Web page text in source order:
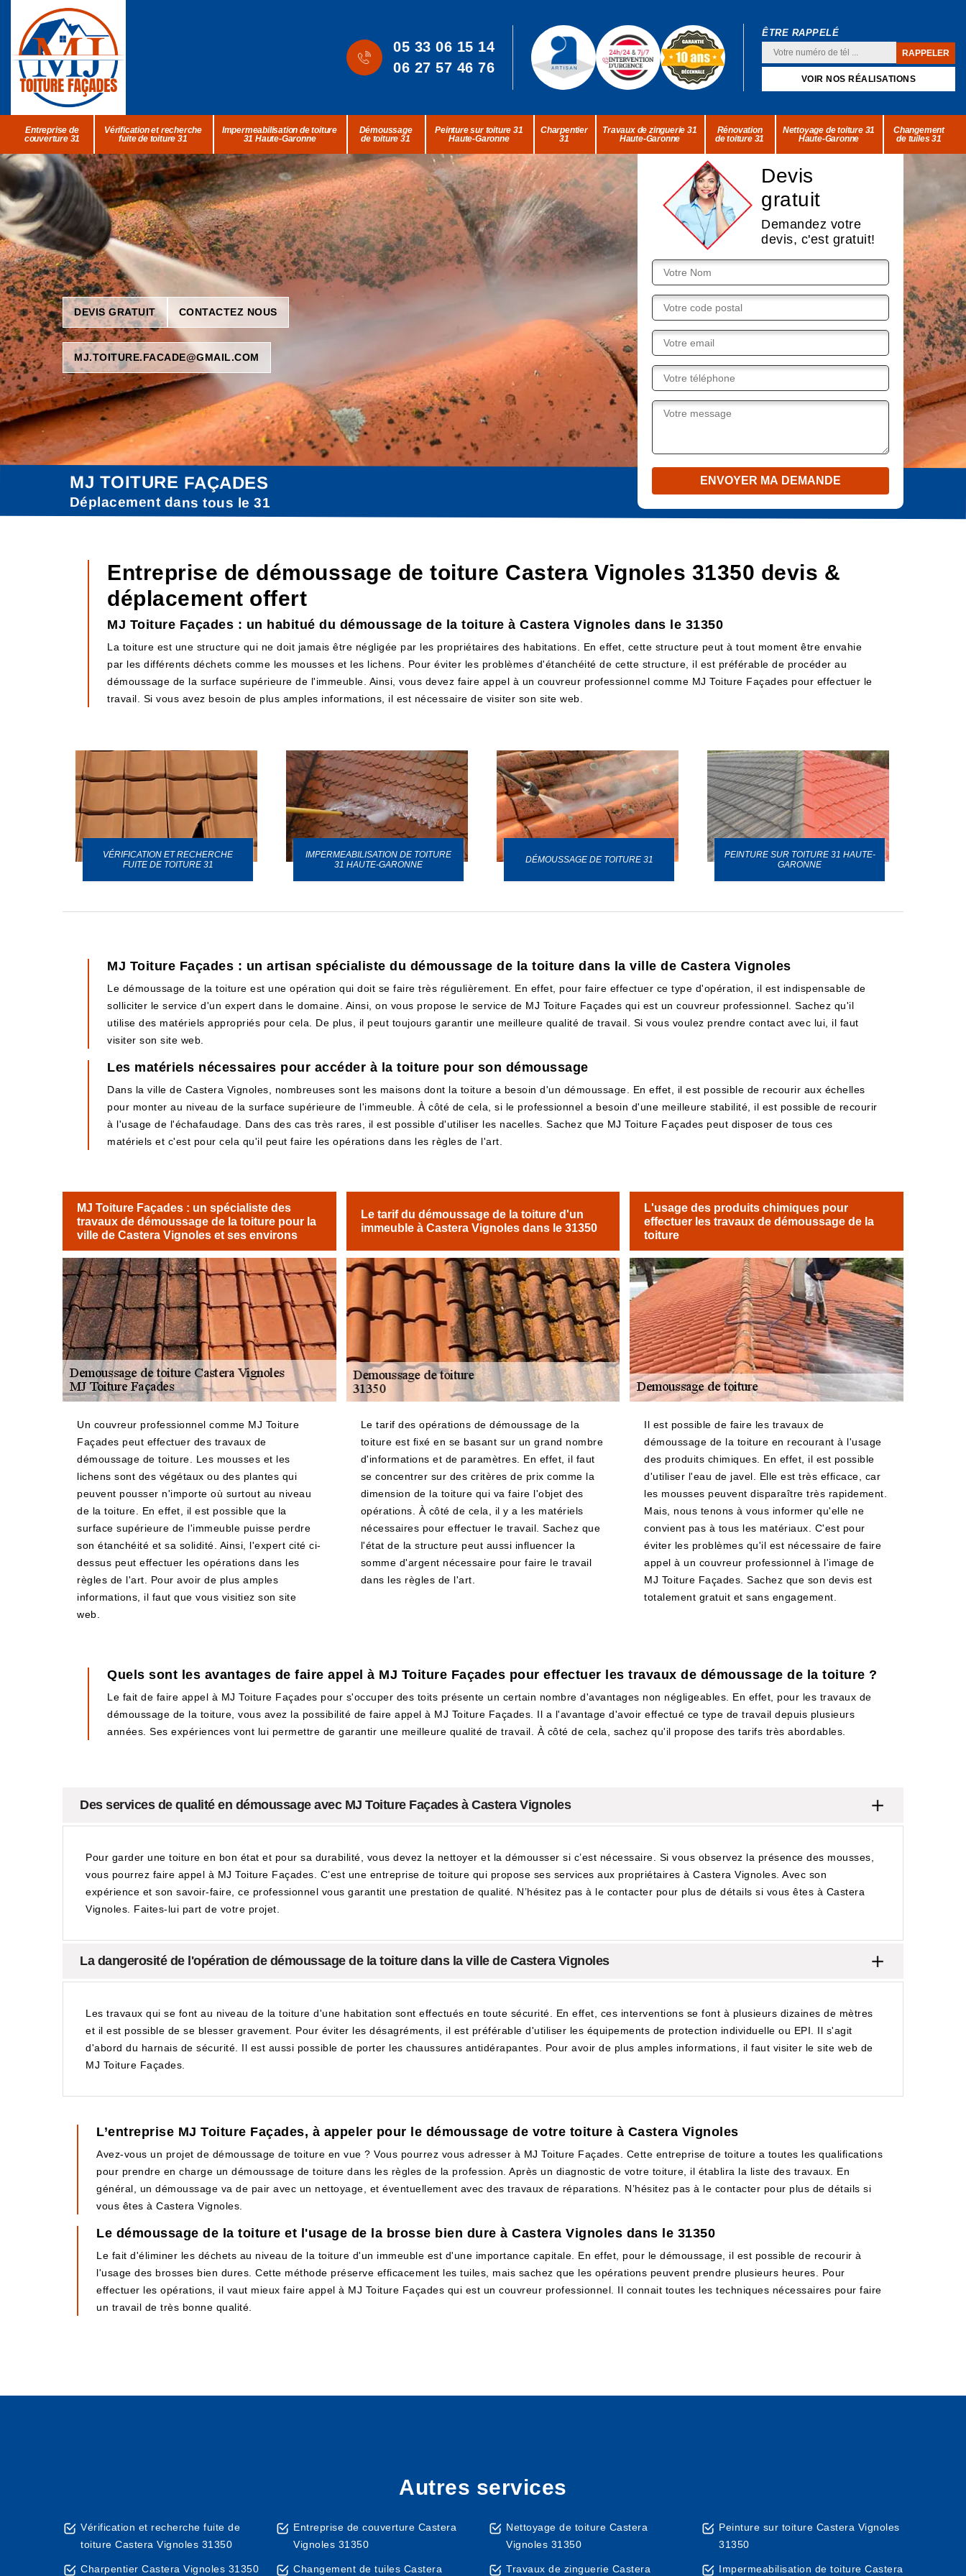
05 33 06 15 14
06 27 57 46 76
ÊTRE RAPPELÉ
VOIR NOS RÉALISATIONS
Entreprise de
couverture 31
Vérification et recherche
fuite de toiture 31
Impermeabilisation de toiture
31 Haute-Garonne
Démoussage
de toiture 31
Peinture sur toiture 31
Haute-Garonne
Charpentier
31
Travaux de zinguerie 31
Haute-Garonne
Rénovation
de toiture 31
Nettoyage de toiture 31
Haute-Garonne
Changement
de tuiles 31
DEVIS GRATUIT CONTACTEZ NOUS
MJ.TOITURE.FACADE@GMAIL.COM
Devis
gratuit
Demandez votre
devis, c'est gratuit!
MJ TOITURE FAÇADES
Déplacement dans tous le 31
Entreprise de démoussage de toiture Castera Vignoles 31350 devis &
déplacement offert
MJ Toiture Façades : un habitué du démoussage de la toiture à Castera Vignoles dans le 31350
La toiture est une structure qui ne doit jamais être négligée par les propriétaires des habitations. En effet, cette structure peut à tout moment être envahie
par les différents déchets comme les mousses et les lichens. Pour éviter les problèmes d'étanchéité de cette structure, il est préférable de procéder au
démoussage de la surface supérieure de l'immeuble. Ainsi, vous devez faire appel à un couvreur professionnel comme MJ Toiture Façades pour effectuer le
travail. Si vous avez besoin de plus amples informations, il est nécessaire de visiter son site web.
VÉRIFICATION ET RECHERCHE
FUITE DE TOITURE 31
IMPERMEABILISATION DE TOITURE
31 HAUTE-GARONNE
DÉMOUSSAGE DE TOITURE 31
PEINTURE SUR TOITURE 31 HAUTE-
GARONNE
MJ Toiture Façades : un artisan spécialiste du démoussage de la toiture dans la ville de Castera Vignoles
Le démoussage de la toiture est une opération qui doit se faire très régulièrement. En effet, pour faire effectuer ce type d'opération, il est indispensable de
solliciter le service d'un expert dans le domaine. Ainsi, on vous propose le service de MJ Toiture Façades qui est un couvreur professionnel. Sachez qu'il
utilise des matériels appropriés pour cela. De plus, il peut toujours garantir une meilleure qualité de travail. Si vous voulez prendre contact avec lui, il faut
visiter son site web.
Les matériels nécessaires pour accéder à la toiture pour son démoussage
Dans la ville de Castera Vignoles, nombreuses sont les maisons dont la toiture a besoin d'un démoussage. En effet, il est possible de recourir aux échelles
pour monter au niveau de la surface supérieure de l'immeuble. À côté de cela, si le professionnel a besoin d'une meilleure stabilité, il est possible de recourir
à l'usage de l'échafaudage. Dans des cas très rares, il est possible d'utiliser les nacelles. Sachez que MJ Toiture Façades peut disposer de tous ces
matériels et c'est pour cela qu'il peut faire les opérations dans les règles de l'art.
MJ Toiture Façades : un spécialiste des
travaux de démoussage de la toiture pour la
ville de Castera Vignoles et ses environs
Un couvreur professionnel comme MJ Toiture
Façades peut effectuer des travaux de
démoussage de toiture. Les mousses et les
lichens sont des végétaux ou des plantes qui
peuvent pousser n'importe où surtout au niveau
de la toiture. En effet, il est possible que la
surface supérieure de l'immeuble puisse perdre
son étanchéité et sa solidité. Ainsi, l'expert cité ci-
dessus peut effectuer les opérations dans les
règles de l'art. Pour avoir de plus amples
informations, il faut que vous visitiez son site
web.
Le tarif du démoussage de la toiture d'un
immeuble à Castera Vignoles dans le 31350
Le tarif des opérations de démoussage de la
toiture est fixé en se basant sur un grand nombre
d'informations et de paramètres. En effet, il faut
se concentrer sur des critères de prix comme la
dimension de la toiture qui va faire l'objet des
opérations. À côté de cela, il y a les matériels
nécessaires pour effectuer le travail. Sachez que
l'état de la structure peut aussi influencer la
somme d'argent nécessaire pour faire le travail
dans les règles de l'art.
L'usage des produits chimiques pour
effectuer les travaux de démoussage de la
toiture
Il est possible de faire les travaux de
démoussage de la toiture en recourant à l'usage
des produits chimiques. En effet, il est possible
d'utiliser l'eau de javel. Elle est très efficace, car
les mousses peuvent disparaître très rapidement.
Mais, nous tenons à vous informer qu'elle ne
convient pas à tous les matériaux. C'est pour
éviter les problèmes qu'il est nécessaire de faire
appel à un couvreur professionnel à l'image de
MJ Toiture Façades. Sachez que son devis est
totalement gratuit et sans engagement.
Quels sont les avantages de faire appel à MJ Toiture Façades pour effectuer les travaux de démoussage de la toiture ?
Le fait de faire appel à MJ Toiture Façades pour s'occuper des toits présente un certain nombre d'avantages non négligeables. En effet, pour les travaux de
démoussage de la toiture, vous avez la possibilité de faire appel à MJ Toiture Façades. Il a l'avantage d'avoir effectué ce type de travail depuis plusieurs
années. Ses expériences vont lui permettre de garantir une meilleure qualité de travail. À côté de cela, sachez qu'il propose des tarifs très abordables.
Des services de qualité en démoussage avec MJ Toiture Façades à Castera Vignoles
Pour garder une toiture en bon état et pour sa durabilité, vous devez la nettoyer et la démousser si c’est nécessaire. Si vous observez la présence des mousses,
vous pourrez faire appel à MJ Toiture Façades. C’est une entreprise de toiture qui propose ses services aux propriétaires à Castera Vignoles. Avec son
expérience et son savoir-faire, ce professionnel vous garantit une prestation de qualité. N’hésitez pas à le contacter pour plus de détails si vous êtes à Castera
Vignoles. Faites-lui part de votre projet.
La dangerosité de l'opération de démoussage de la toiture dans la ville de Castera Vignoles
Les travaux qui se font au niveau de la toiture d'une habitation sont effectués en toute sécurité. En effet, ces interventions se font à plusieurs dizaines de mètres
et il est possible de se blesser gravement. Pour éviter les désagréments, il est préférable d'utiliser les équipements de protection individuelle ou EPI. Il s'agit
d'abord du harnais de sécurité. Il est aussi possible de porter les chaussures antidérapantes. Pour avoir de plus amples informations, il faut visiter le site web de
MJ Toiture Façades.
L’entreprise MJ Toiture Façades, à appeler pour le démoussage de votre toiture à Castera Vignoles
Avez-vous un projet de démoussage de toiture en vue ? Vous pourrez vous adresser à MJ Toiture Façades. Cette entreprise de toiture a toutes les qualifications
pour prendre en charge un démoussage de toiture dans les règles de la profession. Après un diagnostic de votre toiture, il établira la liste des travaux. En
général, un démoussage va de pair avec un nettoyage, et éventuellement avec des travaux de réparations. N’hésitez pas à le contacter pour plus de détails si
vous êtes à Castera Vignoles.
Le démoussage de la toiture et l'usage de la brosse bien dure à Castera Vignoles dans le 31350
Le fait d'éliminer les déchets au niveau de la toiture d'un immeuble est d'une importance capitale. En effet, pour le démoussage, il est possible de recourir à
l'usage des brosses bien dures. Cette méthode préserve efficacement les tuiles, mais sachez que les opérations peuvent prendre plusieurs heures. Pour
effectuer les opérations, il vaut mieux faire appel à MJ Toiture Façades qui est un couvreur professionnel. Il connait toutes les techniques nécessaires pour faire
un travail de très bonne qualité.
Autres services
Vérification et recherche fuite de
toiture Castera Vignoles 31350
Charpentier Castera Vignoles 31350
Entreprise de couverture Castera
Vignoles 31350
Changement de tuiles Castera
Nettoyage de toiture Castera
Vignoles 31350
Travaux de zinguerie Castera
Peinture sur toiture Castera Vignoles
31350
Impermeabilisation de toiture Castera